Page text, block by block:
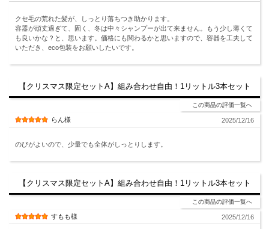
クセ毛の荒れた髪が、しっとり落ちつき助かります。
容器が頑丈過ぎて、固く、冬は中々シャンプーが出て来ません。もう少し薄くて
も良いかな？と、思います。価格にも関わるかと思いますので、容器を工夫して
いただき、eco包装をお願いしたいです。
【クリスマス限定セットA】組み合わせ自由！1リットル3本セット
この商品の評価一覧へ
らん様 2025/12/16
のびがよいので、少量でも全体がしっとりします。
【クリスマス限定セットA】組み合わせ自由！1リットル3本セット
この商品の評価一覧へ
すもも様 2025/12/16